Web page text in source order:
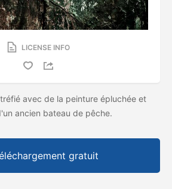
LICENSE INFO
avec de la peinture épluchée et
ancien bateau de pêche.
gratuit